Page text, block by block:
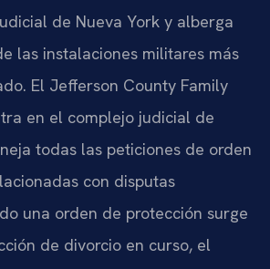
de Nueva York y alberga
las instalaciones militares más
El Jefferson County Family
en el complejo judicial de
todas las peticiones de orden
con disputas
una orden de protección surge
de divorcio en curso, el